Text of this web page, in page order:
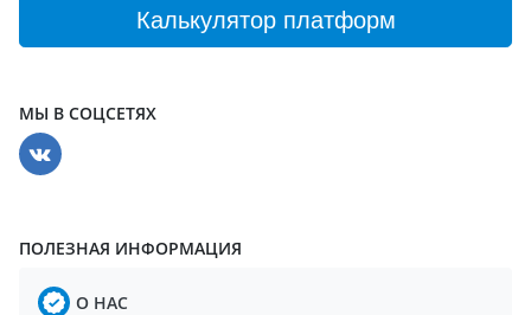
Калькулятор платформ
МЫ В СОЦСЕТЯХ
ПОЛЕЗНАЯ ИНФОРМАЦИЯ
О НАС